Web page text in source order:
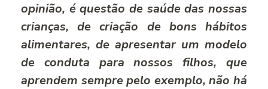
opinião, é questão de saúde das nossas
crianças, de criação de bons hábitos
alimentares, de apresentar um modelo
de conduta para nossos filhos, que
aprendem sempre pelo exemplo, não há